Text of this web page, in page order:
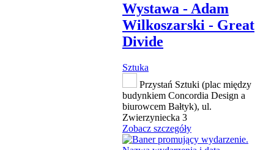
Wystawa - Adam
Wilkoszarski - Great
Divide
Sztuka
Przystań Sztuki (plac między
budynkiem Concordia Design a
biurowcem Bałtyk), ul.
Zwierzyniecka 3
Zobacz szczegóły